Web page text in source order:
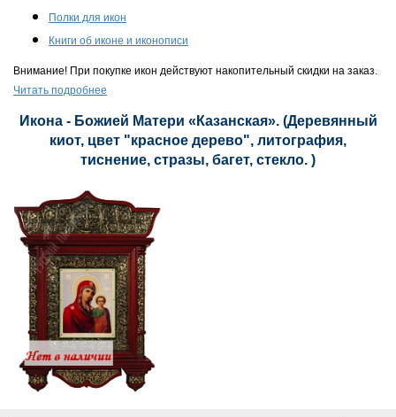
Полки для икон
Книги об иконе и иконописи
Внимание! При покупке икон действуют накопительный скидки на заказ.
Читать подробнее
Икона - Божией Матери «Казанская». (Деревянный
киот, цвет "красное дерево", литография,
тиснение, стразы, багет, стекло. )